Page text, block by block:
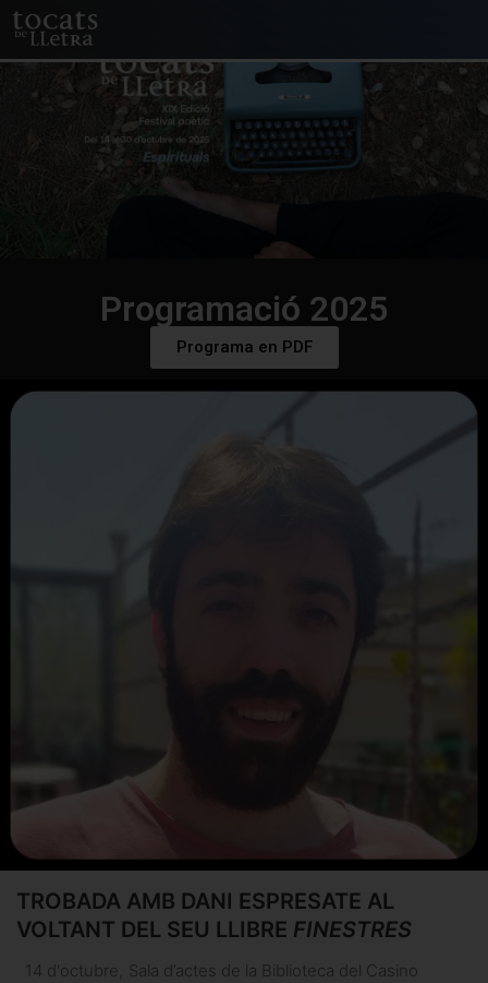
Programació 2025
Programa en PDF
TROBADA AMB DANI ESPRESATE AL
VOLTANT DEL SEU LLIBRE FINESTRES
14 d'octubre Sala d’actes de la Biblioteca del Casino